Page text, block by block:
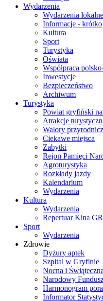
Wydarzenia
Wydarzenia lokalne
Informacje - krótko
Kultura
Sport
Turystyka
Oświata
Współpraca
Inwestycje
Bezpieczeństwo
Archiwum
Turystyka
Powiat gryfiński
Atrakcje
Walory
Ciekawe miejsca
Zabytki
Rejon Pamięci
Agroturystyka
Rozkłady jazdy
Kalendarium
Wydarzenia
Kultura
Wydarzenia
Repertuar Kina
Sport
Wydarzenia
Zdrowie
Dyżury aptek
Szpital w Gryfinie
Nocna i
Narodowy
Harmonogram
Informator